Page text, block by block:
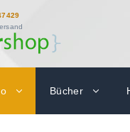
Bücher